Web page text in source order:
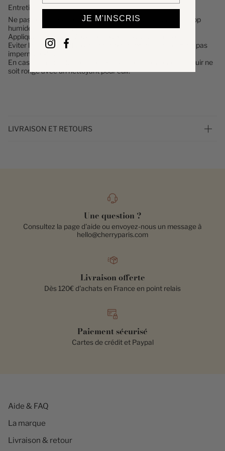
Entretien
Ne pas laisser son sac à main dans des environnements trop
humides ou trop chauds.
Appliquer un imperméabilisant avant toute utilisation.
Eviter les frottements avec des textiles bruts si le sac n'est pas
imperméabilisé.
En cas de taches, le traiter au plus vite afin d'éviter que le cuir ne
soit rongé avec un nettoyant pour cuir.
LIVRAISON ET RETOURS
Une question ?
Consultez la page d'aide ou envoyez-nous un message à
hello@cherryparis.com
Livraison offerte
Dès 120€ d'achats en France en point relais
Paiement sécurisé
Cartes de crédit et Paypal
Aide & FAQ
La marque
Livraison & retour
JE M'INSCRIS